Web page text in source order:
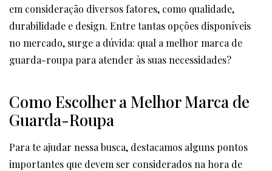
em consideração diversos fatores, como qualidade,
durabilidade e design. Entre tantas opções disponíveis
no mercado, surge a dúvida: qual a melhor marca de
guarda-roupa para atender às suas necessidades?
Como Escolher a Melhor Marca de
Guarda-Roupa
Para te ajudar nessa busca, destacamos alguns pontos
importantes que devem ser considerados na hora de